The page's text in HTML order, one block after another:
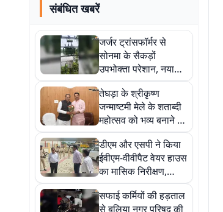
संबंधित खबरें
जर्जर ट्रांसफॉर्मर से
सोनमा के सैकड़ों
उपभोक्ता परेशान, नया
ट्रांसफॉर्मर लगाने की मांग
तेघड़ा के श्रीकृष्ण
जन्माष्टमी मेले के शताब्दी
महोत्सव को भव्य बनाने की
तैयारी, विधायक ने कला
एवं संस्कृति मंत्री से की
मुलाकात
डीएम और एसपी ने किया
ईवीएम-वीवीपैट वेयर हाउस
का मासिक निरीक्षण,
सुरक्षा व्यवस्था पर दिया
विशेष जोर
सफाई कर्मियों की हड़ताल
से बलिया नगर परिषद की